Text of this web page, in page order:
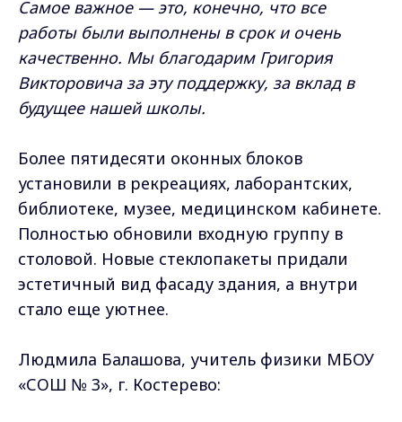
Самое важное — это, конечно, что все
работы были выполнены в срок и очень
качественно. Мы благодарим Григория
Викторовича за эту поддержку, за вклад в
будущее нашей школы.
Более пятидесяти оконных блоков
установили в рекреациях, лаборантских,
библиотеке, музее, медицинском кабинете.
Полностью обновили входную группу в
столовой. Новые стеклопакеты придали
эстетичный вид фасаду здания, а внутри
стало еще уютнее.
Людмила Балашова, учитель физики МБОУ
«СОШ № 3», г. Костерево: